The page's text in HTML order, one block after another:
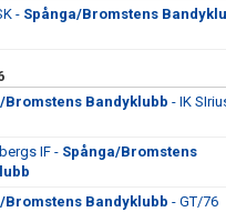
- Spånga/Bromstens
Bromstens Bandyklubb - IK
IF - Spånga/Bromstens
Bromstens Bandyklubb - GT/76